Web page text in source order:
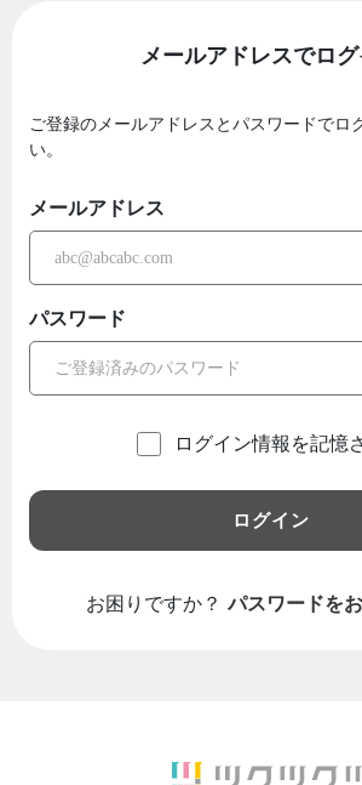
メールアドレスでロ
ご登録のメールアドレスとパスワードでロ
い。
メールアドレス
パスワード
ログイン情報を記憶
ログイン
お困りですか？ パスワードを